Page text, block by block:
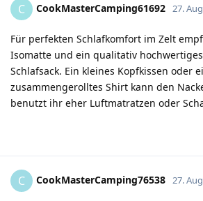
C CookMasterCamping61692 27.
Für perfekten Schlafkomfort im Zelt
Isomatte und ein qualitativ
Schlafsack. Ein kleines Kopfkissen oder
zusammengerolltes Shirt kann den
benutzt ihr eher Luftmatratzen oder
C CookMasterCamping76538 27.